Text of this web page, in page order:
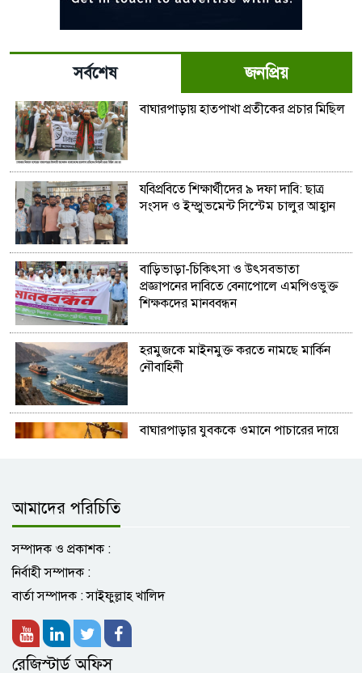
সর্বশেষ জনপ্রিয়
বাঘারপাড়ায় হাতপাখা প্রতীকের প্রচার মিছিল
যবিপ্রবিতে শিক্ষার্থীদের ৯ দফা দাবি: ছাত্র
সংসদ ও ইম্প্রুভমেন্ট সিস্টেম চালুর আহ্বান
বাড়িভাড়া-চিকিৎসা ও উৎসবভাতা
প্রজ্ঞাপনের দাবিতে বেনাপোলে এমপিওভুক্ত
শিক্ষকদের মানববন্ধন
হরমুজকে মাইনমুক্ত করতে নামছে মার্কিন
নৌবাহিনী
বাঘারপাড়ার যুবককে ওমানে পাচারের দায়ে
বেনাপোলে বিজিবির অভিযানে ৬৬ লক্ষ ৭৩
আমাদের পরিচিতি
সম্পাদক ও প্রকাশক :
নির্বাহী সম্পাদক :
বার্তা সম্পাদক : সাইফুল্লাহ খালিদ
রেজিস্টার্ড অফিস